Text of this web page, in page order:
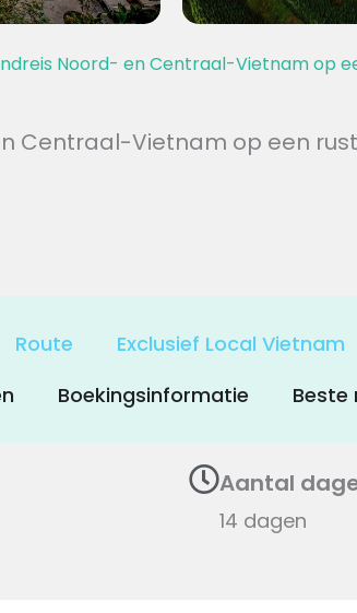
Noord- en Centraal-Vietnam op
Centraal-Vietnam op een
Route Exclusief Local Vietnam
Boekingsinformatie Beste
Aantal
14 dagen